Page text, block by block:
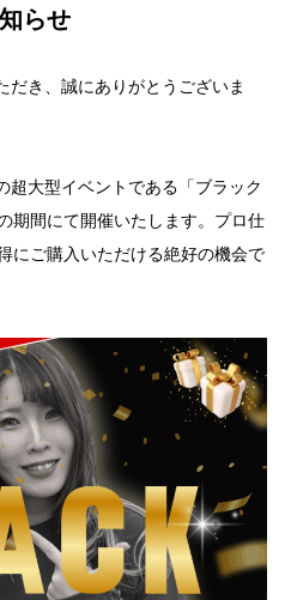
らせ
だき、誠にありがとうございま
超大型イベントである「ブラック
期間にて開催いたします。プロ仕
にご購入いただける絶好の機会で